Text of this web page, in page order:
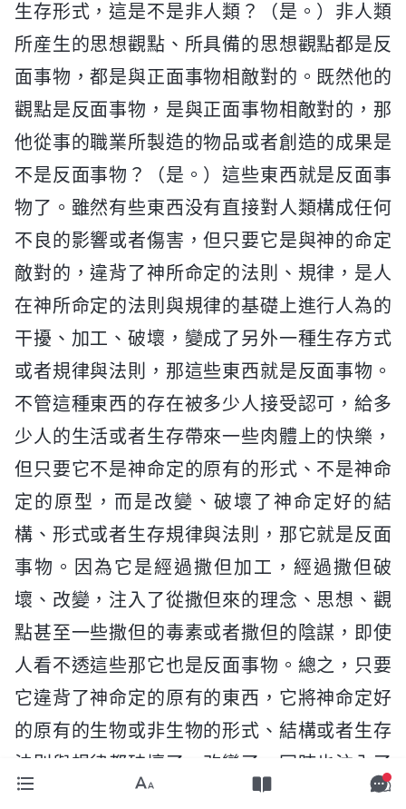
生存形式，這是不是非人類？（是。）非人類
所産生的思想觀點、所具備的思想觀點都是反
面事物，都是與正面事物相敵對的。既然他的
觀點是反面事物，是與正面事物相敵對的，那
他從事的職業所製造的物品或者創造的成果是
不是反面事物？（是。）這些東西就是反面事
物了。雖然有些東西没有直接對人類構成任何
不良的影響或者傷害，但只要它是與神的命定
敵對的，違背了神所命定的法則、規律，是人
在神所命定的法則與規律的基礎上進行人為的
干擾、加工、破壞，變成了另外一種生存方式
或者規律與法則，那這些東西就是反面事物。
不管這種東西的存在被多少人接受認可，給多
少人的生活或者生存帶來一些肉體上的快樂，
但只要它不是神命定的原有的形式、不是神命
定的原型，而是改變、破壞了神命定好的結
構、形式或者生存規律與法則，那它就是反面
事物。因為它是經過撒但加工，經過撒但破
壞、改變，注入了從撒但來的理念、思想、觀
點甚至一些撒但的毒素或者撒但的陰謀，即使
人看不透這些那它也是反面事物。總之，只要
它違背了神命定的原有的東西，它將神命定好
的原有的生物或非生物的形式、結構或者生存
法則與規律都破壞了、改變了，同時也注入了
或者加入了額外的從撒但來的各方面的東西，